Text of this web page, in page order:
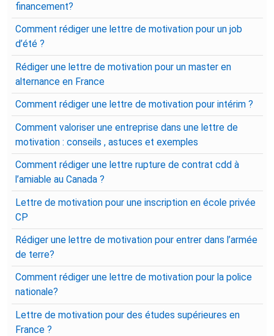
financement?
Comment rédiger une lettre de motivation pour un job
d’été ?
Rédiger une lettre de motivation pour un master en
alternance en France
Comment rédiger une lettre de motivation pour intérim ?
Comment valoriser une entreprise dans une lettre de
motivation : conseils , astuces et exemples
Comment rédiger une lettre rupture de contrat cdd à
l’amiable au Canada ?
Lettre de motivation pour une inscription en école privée
CP
Rédiger une lettre de motivation pour entrer dans l’armée
de terre?
Comment rédiger une lettre de motivation pour la police
nationale?
Lettre de motivation pour des études supérieures en
France ?